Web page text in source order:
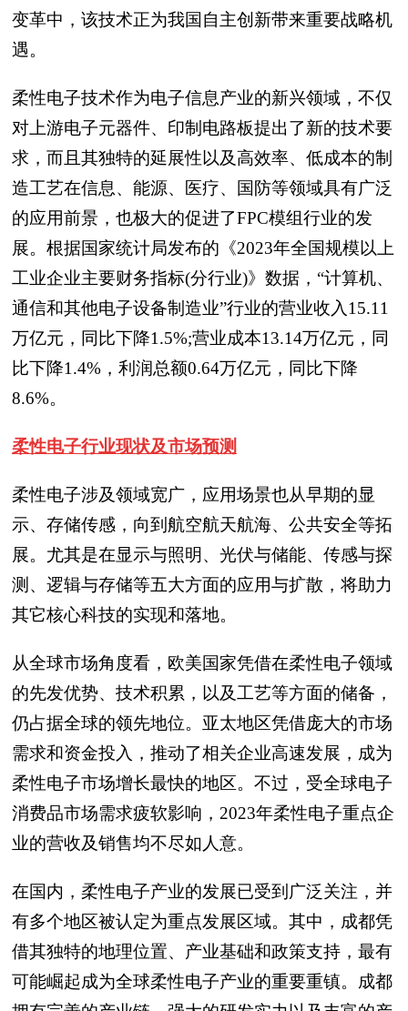
变革中，该技术正为我国自主创新带来重要战略机
遇。
柔性电子技术作为电子信息产业的新兴领域，不仅
对上游电子元器件、印制电路板提出了新的技术要
求，而且其独特的延展性以及高效率、低成本的制
造工艺在信息、能源、医疗、国防等领域具有广泛
的应用前景，也极大的促进了FPC模组行业的发
展。根据国家统计局发布的《2023年全国规模以上
工业企业主要财务指标(分行业)》数据，“计算机、
通信和其他电子设备制造业”行业的营业收入15.11
万亿元，同比下降1.5%;营业成本13.14万亿元，同
比下降1.4%，利润总额0.64万亿元，同比下降
8.6%。
柔性电子行业现状及市场预测
柔性电子涉及领域宽广，应用场景也从早期的显
示、存储传感，向到航空航天航海、公共安全等拓
展。尤其是在显示与照明、光伏与储能、传感与探
测、逻辑与存储等五大方面的应用与扩散，将助力
其它核心科技的实现和落地。
从全球市场角度看，欧美国家凭借在柔性电子领域
的先发优势、技术积累，以及工艺等方面的储备，
仍占据全球的领先地位。亚太地区凭借庞大的市场
需求和资金投入，推动了相关企业高速发展，成为
柔性电子市场增长最快的地区。不过，受全球电子
消费品市场需求疲软影响，2023年柔性电子重点企
业的营收及销售均不尽如人意。
在国内，柔性电子产业的发展已受到广泛关注，并
有多个地区被认定为重点发展区域。其中，成都凭
借其独特的地理位置、产业基础和政策支持，最有
可能崛起成为全球柔性电子产业的重要重镇。成都